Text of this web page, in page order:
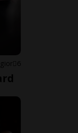
6